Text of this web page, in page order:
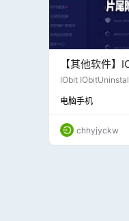
【其他软件
v13.6.0.5_中
IObit
卸载, 批量卸载,安
扩展插件等.
电脑手机
chhyjyckw